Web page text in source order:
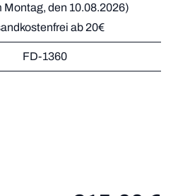
Montag, den 10.08.2026)
ab 20€
FD-1360